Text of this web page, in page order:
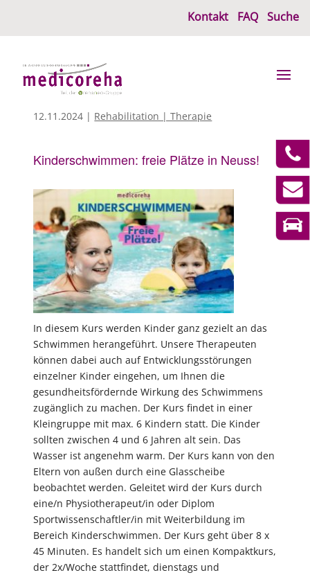
Kontakt FAQ Suche
12.11.2024 | Rehabilitation | Therapie
Kinderschwimmen: freie Plätze in Neuss!
In diesem Kurs werden Kinder ganz gezielt an das
Schwimmen herangeführt. Unsere Therapeuten
können dabei auch auf Entwicklungsstörungen
einzelner Kinder eingehen, um Ihnen die
gesundheitsfördernde Wirkung des Schwimmens
zugänglich zu machen. Der Kurs findet in einer
Kleingruppe mit max. 6 Kindern statt. Die Kinder
sollten zwischen 4 und 6 Jahren alt sein. Das
Wasser ist angenehm warm. Der Kurs kann von den
Eltern von außen durch eine Glasscheibe
beobachtet werden. Geleitet wird der Kurs durch
eine/n Physiotherapeut/in oder Diplom
Sportwissenschaftler/in mit Weiterbildung im
Bereich Kinderschwimmen. Der Kurs geht über 8 x
45 Minuten. Es handelt sich um einen Kompaktkurs,
der 2x/Woche stattfindet, dienstags und